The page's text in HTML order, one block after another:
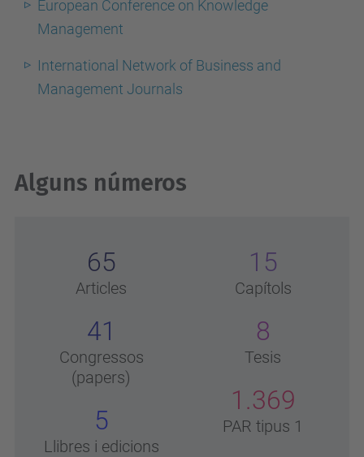
European Conference on Knowledge
Management
International Network of Business and
Management Journals
Alguns números
65
Articles
41
Congressos
(papers)
5
Llibres i edicions
15
Capítols
8
Tesis
1.369
PAR tipus 1